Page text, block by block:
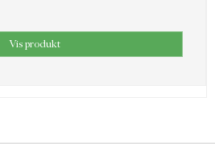
Vis produkt